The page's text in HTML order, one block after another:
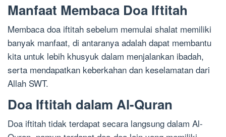
Manfaat Membaca Doa Iftitah
Membaca doa iftitah sebelum memulai shalat memiliki
banyak manfaat, di antaranya adalah dapat membantu
kita untuk lebih khusyuk dalam menjalankan ibadah,
serta mendapatkan keberkahan dan keselamatan dari
Allah SWT.
Doa Iftitah dalam Al-Quran
Doa iftitah tidak terdapat secara langsung dalam Al-